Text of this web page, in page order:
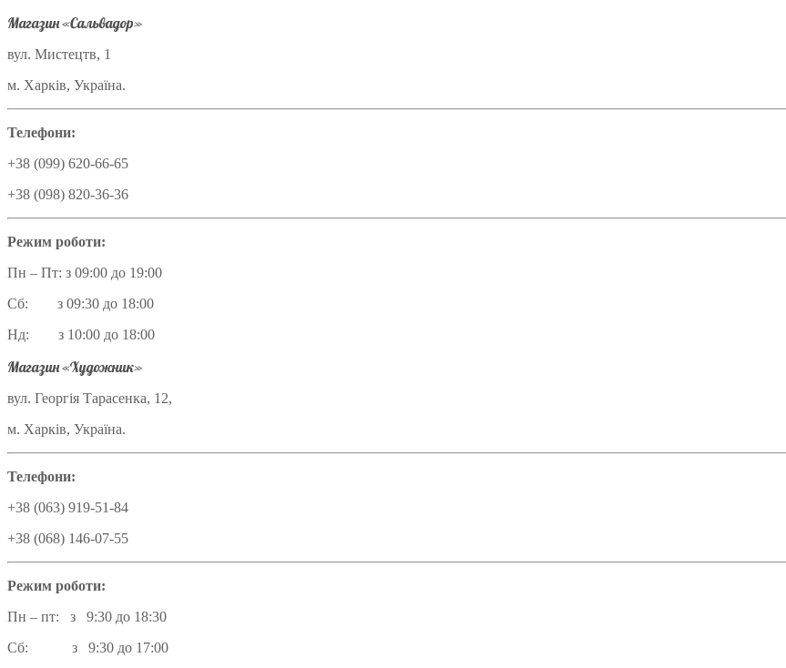
Магазин «Сальвадор»
вул. Мистецтв, 1
м. Харків, Україна.
Телефони:
+38 (099) 620-66-65
+38 (098) 820-36-36
Режим роботи:
Пн – Пт: з 09:00 до 19:00
Сб: з 09:30 до 18:00
Нд: з 10:00 до 18:00
Магазин «Художник»
вул. Георгія Тарасенка, 12,
м. Харків, Україна.
Телефони:
+38 (063) 919-51-84
+38 (068) 146-07-55
Режим роботи:
Пн – пт: з 9:30 до 18:30
Сб: з 9:30 до 17:00